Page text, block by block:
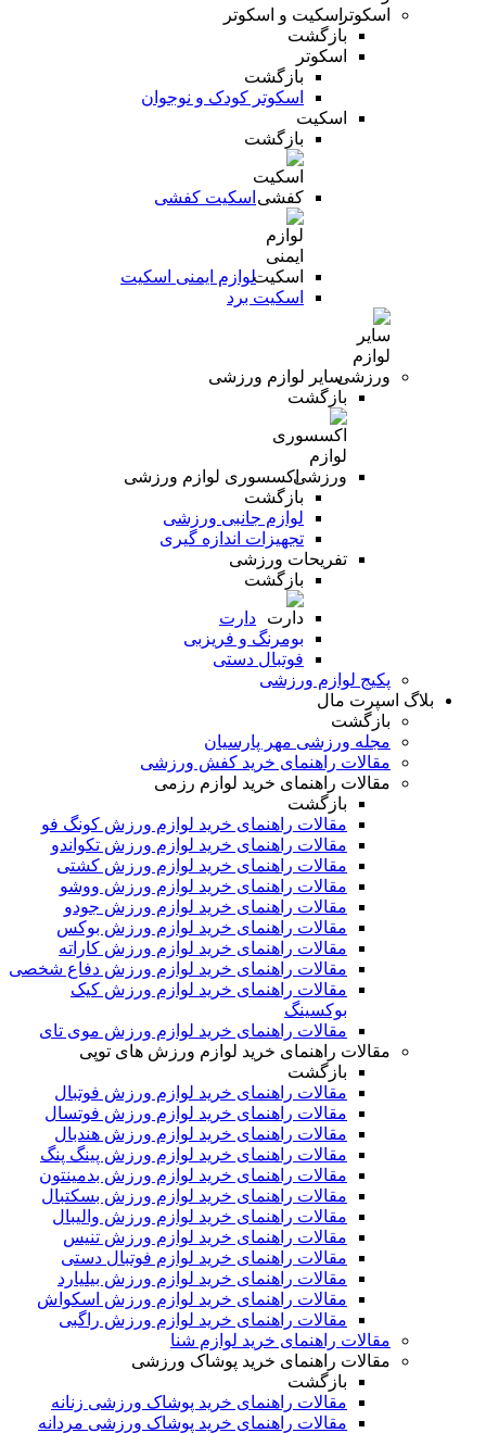
اسکیت و اسکوتر
بازگشت
اسکوتر
بازگشت
اسکوتر کودک و نوجوان
اسکیت
بازگشت
اسکیت کفشی
لوازم ایمنی اسکیت
اسکیت برد
سایر لوازم ورزشی
بازگشت
اکسسوری لوازم ورزشی
بازگشت
لوازم جانبی ورزشی
تجهیزات اندازه گیری
تفریحات ورزشی
بازگشت
دارت
بومرنگ و فریزبی
فوتبال دستی
پکیج لوازم ورزشی
بلاگ اسپرت مال
بازگشت
مجله ورزشی مهر پارسیان
مقالات راهنمای خرید کفش ورزشی
مقالات راهنمای خرید لوازم رزمی
بازگشت
مقالات راهنمای خرید لوازم ورزش کونگ فو
مقالات راهنمای خرید لوازم ورزش تکواندو
مقالات راهنمای خرید لوازم ورزش کشتی
مقالات راهنمای خرید لوازم ورزش ووشو
مقالات راهنمای خرید لوازم ورزش جودو
مقالات راهنمای خرید لوازم ورزش بوکس
مقالات راهنمای خرید لوازم ورزش کاراته
مقالات راهنمای خرید لوازم ورزش دفاع شخصی
مقالات راهنمای خرید لوازم ورزش کیک
بوکسینگ
مقالات راهنمای خرید لوازم ورزش موی تای
مقالات راهنمای خرید لوازم ورزش های توپی
بازگشت
مقالات راهنمای خرید لوازم ورزش فوتبال
مقالات راهنمای خرید لوازم ورزش فوتسال
مقالات راهنمای خرید لوازم ورزش هندبال
مقالات راهنمای خرید لوازم ورزش پینگ پنگ
مقالات راهنمای خرید لوازم ورزش بدمینتون
مقالات راهنمای خرید لوازم ورزش بسکتبال
مقالات راهنمای خرید لوازم ورزش والیبال
مقالات راهنمای خرید لوازم ورزش تنیس
مقالات راهنمای خرید لوازم فوتبال دستی
مقالات راهنمای خرید لوازم ورزش بیلیارد
مقالات راهنمای خرید لوازم ورزش اسکواش
مقالات راهنمای خرید لوازم ورزش راگبی
مقالات راهنمای خرید لوازم شنا
مقالات راهنمای خرید پوشاک ورزشی
بازگشت
مقالات راهنمای خرید پوشاک ورزشی زنانه
مقالات راهنمای خرید پوشاک ورزشی مردانه